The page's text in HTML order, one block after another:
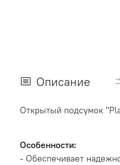
Описание
Открытый подсумок
Особенности:
- Обеспечивает